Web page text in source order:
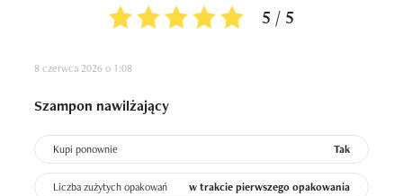
5 / 5
8 czerwca 2026 o 1:08
Szampon nawilżający
Kupi ponownie Tak
Liczba zużytych opakowań w trakcie pierwszego opakowania